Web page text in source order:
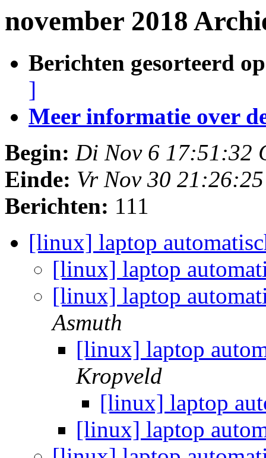
november 2018
Berichten gesorteerd
]
Meer informatie over
Begin: Di Nov 6 17:51:32
Einde: Vr Nov 30
Berichten: 111
[linux] laptop
[linux] laptop
[linux] laptop
Asmuth
[linux] laptop
Kropveld
[linux] laptop
[linux] laptop